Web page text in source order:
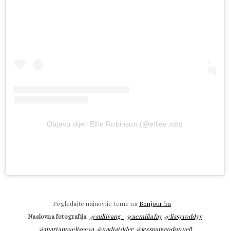
Objavu dijeli Ellie Robinson (@elliee.rob)
Pogledajte najnovije teme na Bonjour.ba
Naslovna fotografija: @sullivang_ @aemiliafay @lissyroddyy
@mariannaeliseeva @nadiaidder @jesspaigeodonnell